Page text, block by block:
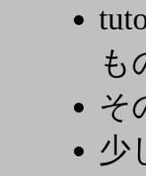
も
そ
少